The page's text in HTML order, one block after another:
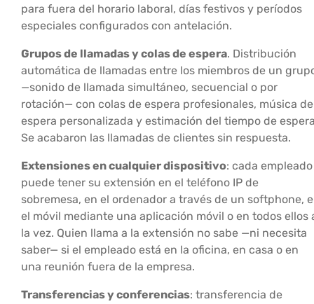
para fuera del horario laboral, días festivos y períodos
especiales configurados con antelación.
Grupos de llamadas y colas de espera. Distribución
automática de llamadas entre los miembros de un
—sonido de llamada simultáneo, secuencial o por
rotación— con colas de espera profesionales, música de
espera personalizada y estimación del tiempo de
Se acabaron las llamadas de clientes sin respuesta.
Extensiones en cualquier dispositivo: cada empleado
puede tener su extensión en el teléfono IP de
sobremesa, en el ordenador a través de un softphone,
el móvil mediante una aplicación móvil o en todos ellos
la vez. Quien llama a la extensión no sabe —ni necesita
saber— si el empleado está en la oficina, en casa o en
una reunión fuera de la empresa.
Transferencias y conferencias: transferencia de